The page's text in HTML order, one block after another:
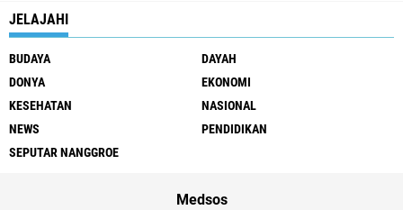
JELAJAHI
BUDAYA
DAYAH
DONYA
EKONOMI
KESEHATAN
NASIONAL
NEWS
PENDIDIKAN
SEPUTAR NANGGROE
Medsos